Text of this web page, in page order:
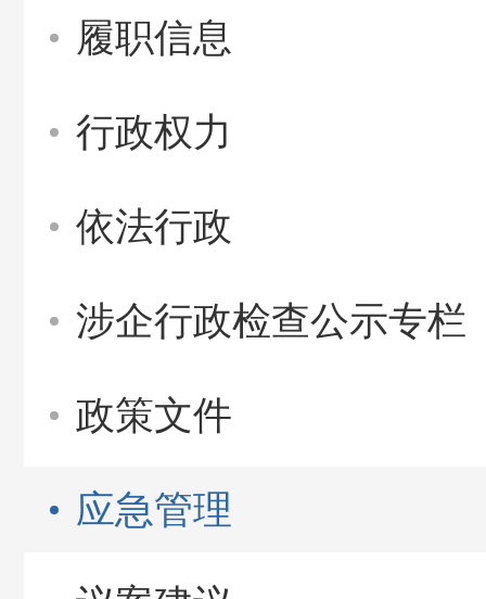
履职信息
行政权力
依法行政
涉企行政检查公示专栏
政策文件
应急管理